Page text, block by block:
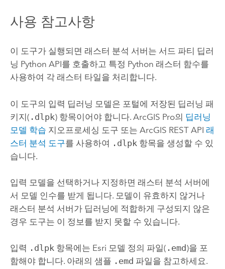
사용 참고사항
이 도구가 실행되면 래스터 분석 서버는 서드 파티 딥러
닝 Python API를 호출하고 특정 Python 래스터 함수를
사용하여 각 래스터 타일을 처리합니다.
이 도구의 입력 딥러닝 모델은 포털에 저장된 딥러닝 패
키지( .dlpk) 항목이어야 합니다. ArcGIS Pro의 딥러닝
모델 학습 지오프로세싱 도구 또는 ArcGIS REST API 래
스터 분석 도구를 사용하여 .dlpk 항목을 생성할 수 있
습니다.
입력 모델을 선택하거나 지정하면 래스터 분석 서버에
서 모델 인수를 받게 됩니다. 모델이 유효하지 않거나
래스터 분석 서버가 딥러닝에 적합하게 구성되지 않은
경우 도구는 이 정보를 받지 못할 수 있습니다.
입력 .dlpk항목에는 Esri 모델 정의 파일( .emd )을 포
함해야 합니다. 아래의 샘플 .emd 파일을 참고하세요.